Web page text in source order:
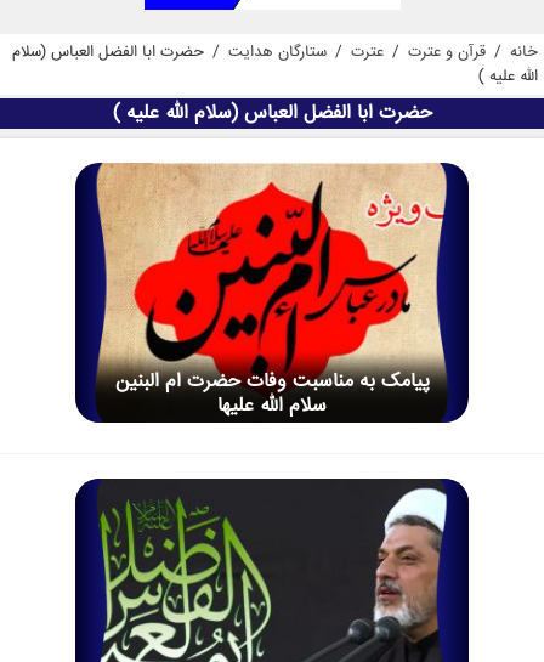
خانه / قرآن و عترت / عترت / ستارگان هدایت / حضرت ابا الفضل العباس (سلام
الله علیه )
حضرت ابا الفضل العباس (سلام الله علیه )
پیامک به مناسبت وفات حضرت ام البنین
سلام الله علیها